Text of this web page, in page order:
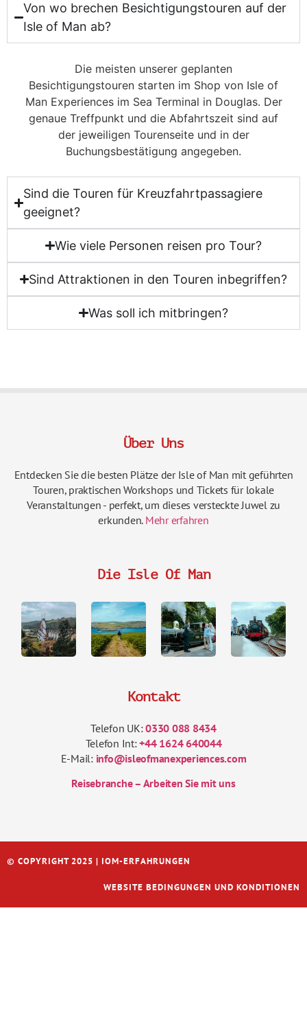
Von wo brechen Besichtigungstouren auf der
Isle of Man ab?
Die meisten unserer geplanten
Besichtigungstouren starten im Shop von Isle of
Man Experiences im Sea Terminal in Douglas. Der
genaue Treffpunkt und die Abfahrtszeit sind auf
der jeweiligen Tourenseite und in der
Buchungsbestätigung angegeben.
Sind die Touren für Kreuzfahrtpassagiere
geeignet?
Wie viele Personen reisen pro Tour?
Sind Attraktionen in den Touren inbegriffen?
Was soll ich mitbringen?
Über Uns
Entdecken Sie die besten Plätze der Isle of Man mit geführten
Touren, praktischen Workshops und Tickets für lokale
Veranstaltungen - perfekt, um dieses versteckte Juwel zu
erkunden. Mehr erfahren
Die Isle Of Man
Kontakt
Telefon UK:0330 088 8434
Telefon Int:+44 1624 640044
E-Mail: info@isleofmanexperiences.com
Reisebranche – Arbeiten Sie mit uns
© COPYRIGHT 2025 | IOM-ERFAHRUNGEN
WEBSITE BEDINGUNGEN UND KONDITIONEN